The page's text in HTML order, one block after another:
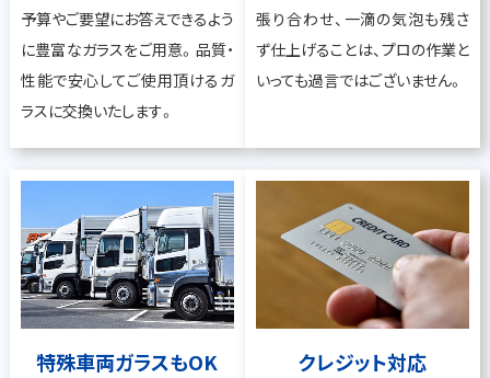
予算やご要望にお答えできるよう
に豊富なガラスをご用意。品質・
性能で安心してご使用頂けるガ
ラスに交換いたします。
張り合わせ、一滴の気泡も残さ
ず仕上げることは、プロの作業と
いっても過言ではございません。
特殊車両ガラスもOK クレジット対応